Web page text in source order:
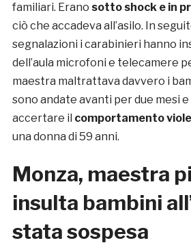
familiari. Erano sotto shock e in
ciò che accadeva all’asilo. In
segnalazioni i carabinieri hanno
dell’aula microfoni e telecamere
maestra maltrattava davvero i
sono andate avanti per due mesi
accertare il comportamento
una donna di 59 anni.
Monza, maestra
insulta bambini
stata sospesa